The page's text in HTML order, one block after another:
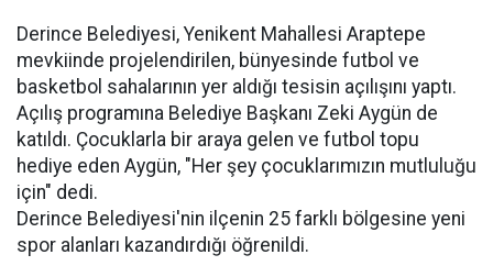
Derince Belediyesi, Yenikent Mahallesi Araptepe
mevkiinde projelendirilen, bünyesinde futbol ve
basketbol sahalarının yer aldığı tesisin açılışını yaptı.
Açılış programına Belediye Başkanı Zeki Aygün de
katıldı. Çocuklarla bir araya gelen ve futbol topu
hediye eden Aygün, "Her şey çocuklarımızın mutluluğu
için" dedi.
Derince Belediyesi'nin ilçenin 25 farklı bölgesine yeni
spor alanları kazandırdığı öğrenildi.